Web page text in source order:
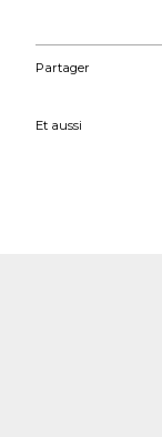
Partager
Et aussi